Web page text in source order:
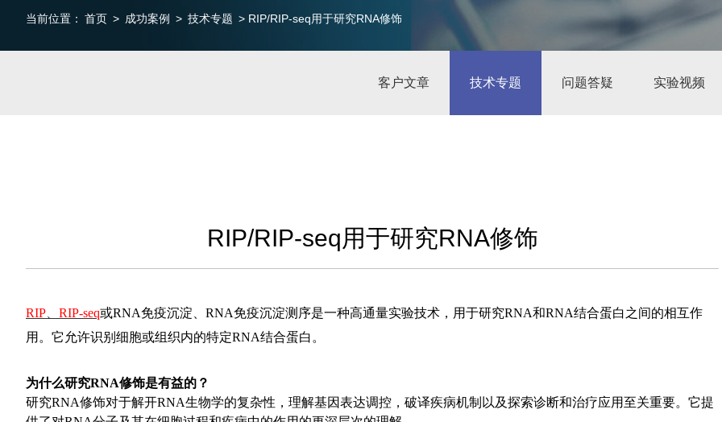
当前位置： 首页 > 成功案例 > 技术专题 > RIP/RIP-seq用于研究RNA修饰
客户文章 技术专题 问题答疑 实验视频
RIP/RIP-seq用于研究RNA修饰
RIP RIP-seq或RNA免疫沉淀、RNA免疫沉淀测序是一种高通量实验技术，用于研究RNA和RNA结合蛋白之间的相互作
用。它允许识别细胞或组织内的特定RNA结合蛋白。
为什么研究RNA修饰是有益的？
研究RNA修饰对于解开RNA生物学的复杂性，理解基因表达调控，破译疾病机制以及探索诊断和治疗应用至关重要。它提